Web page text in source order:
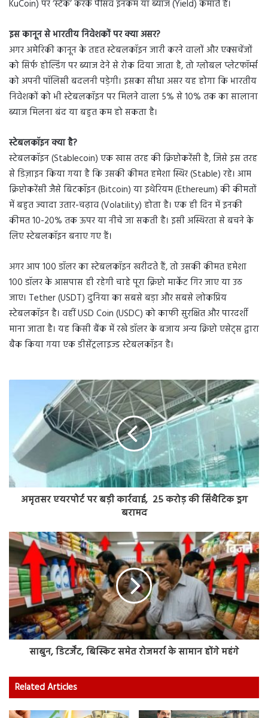
KuCoin) पर ‘स्टेक’ करके पैसिव इनकम या ब्याज (Yield) कमाते हैं।
इस कानून से भारतीय निवेशकों पर क्या असर?
अगर अमेरिकी कानून के तहत स्टेबलकॉइन जारी करने वालों और एक्सचेंजों
को सिर्फ होल्डिंग पर ब्याज देने से रोक दिया जाता है, तो ग्लोबल प्लेटफॉर्म्स
को अपनी पॉलिसी बदलनी पड़ेगी। इसका सीधा असर यह होगा कि भारतीय
निवेशकों को भी स्टेबलकॉइन पर मिलने वाला 5% से 10% तक का सालाना
ब्याज मिलना बंद या बहुत कम हो सकता है।
स्टेबलकॉइन क्या है?
स्टेबलकॉइन (Stablecoin) एक खास तरह की क्रिप्टोकरेंसी है, जिसे इस तरह
से डिज़ाइन किया गया है कि उसकी कीमत हमेशा स्थिर (Stable) रहे। आम
क्रिप्टोकरेंसी जैसे बिटकॉइन (Bitcoin) या इथेरियम (Ethereum) की कीमतों
में बहुत ज्यादा उतार-चढ़ाव (Volatility) होता है। एक ही दिन में इनकी
कीमत 10-20% तक ऊपर या नीचे जा सकती है। इसी अस्थिरता से बचने के
लिए स्टेबलकॉइन बनाए गए हैं।
अगर आप 100 डॉलर का स्टेबलकॉइन खरीदते हैं, तो उसकी कीमत हमेशा
100 डॉलर के आसपास ही रहेगी चाहे पूरा क्रिप्टो मार्केट गिर जाए या उठ
जाए। Tether (USDT) दुनिया का सबसे बड़ा और सबसे लोकप्रिय
स्टेबलकॉइन है। वहीं USD Coin (USDC) को काफी सुरक्षित और पारदर्शी
माना जाता है। यह किसी बैंक में रखे डॉलर के बजाय अन्य क्रिप्टो एसेट्स द्वारा
बैक किया गया एक डीसेंट्रलाइज्ड स्टेबलकॉइन है।
अमृतसर एयरपोर्ट पर बड़ी कार्रवाई, 25 करोड़ की सिंथैटिक ड्रग
बरामद
साबुन, डिटर्जेंट, बिस्किट समेत रोजमर्रा के सामान होंगे महंगे
Related Articles